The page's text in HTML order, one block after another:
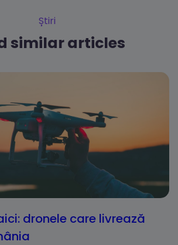
Știri
similar articles
dronele care livrează